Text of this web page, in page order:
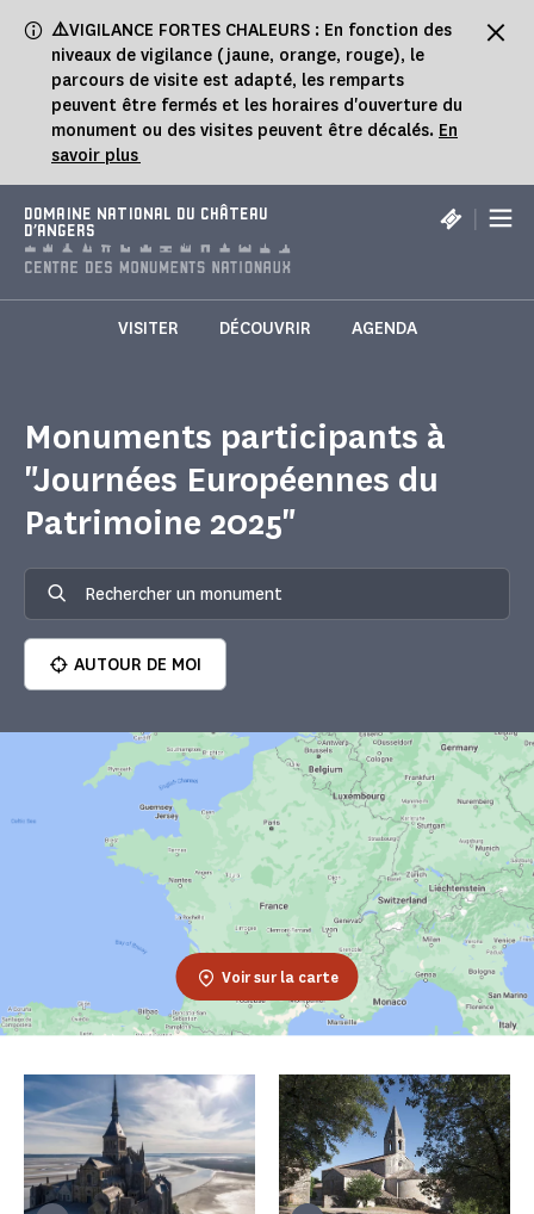
⚠️VIGILANCE FORTES CHALEURS : En fonction des
niveaux de vigilance (jaune, orange, rouge), le
parcours de visite est adapté, les remparts
peuvent être fermés et les horaires d'ouverture du
monument ou des visites peuvent être décalés. En
savoir plus
DOMAINE NATIONAL DU CHÂTEAU
D'ANGERS
|
VISITER DÉCOUVRIR AGENDA
Monuments participants à
"Journées Européennes du
Patrimoine 2025"
AUTOUR DE MOI
Voir sur la carte